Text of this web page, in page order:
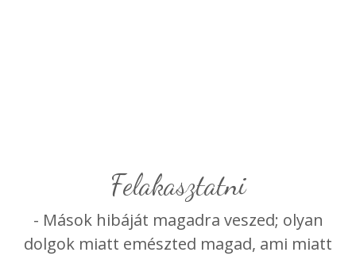
felakasztatni
- Mások hibáját magadra veszed; olyan
dolgok miatt emészted magad, ami miatt